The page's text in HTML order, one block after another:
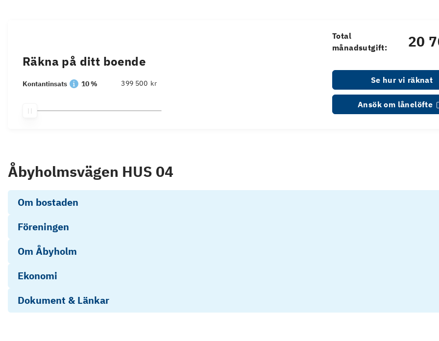
Räkna på ditt boende
Kontantinsats 10 % kr
Total
månadsutgift:
20
Se hur vi räknat
Ansök om lånelöfte
Åbyholmsvägen HUS 04
Om bostaden
Föreningen
Om Åbyholm
Ekonomi
Dokument & Länkar